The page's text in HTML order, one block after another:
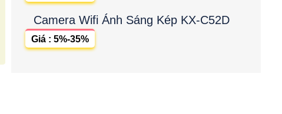
Camera Wifi Ánh Sáng Kép KX-C52D
Giá : 5%-35%